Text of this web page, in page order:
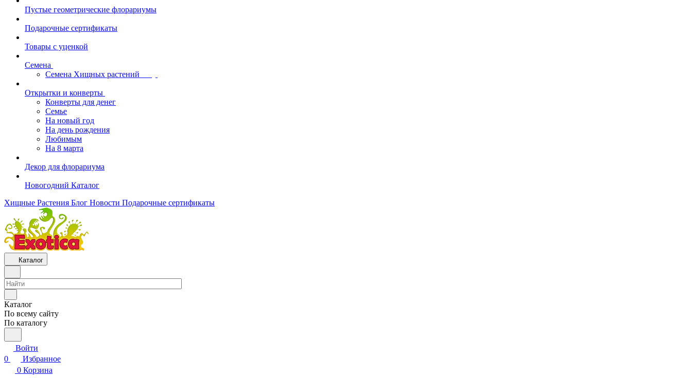
Пустые геометрические флорариумы
Подарочные сертификаты
Товары с уценкой
Семена
Семена Хищных растений
Открытки и конверты
Конверты для денег
Семье
На новый год
На день рождения
Любимым
На 8 марта
Декор для флорариума
Новогодний Каталог
Хищные Растения Блог Новости Подарочные сертификаты
Каталог
Каталог
По всему сайту
По каталогу
Войти
0
Избранное
0 Корзина